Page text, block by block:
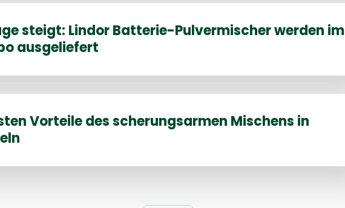
steigt: Lindor Batterie-Pulvermischer werden im
ausgeliefert
Vorteile des scherungsarmen Mischens in